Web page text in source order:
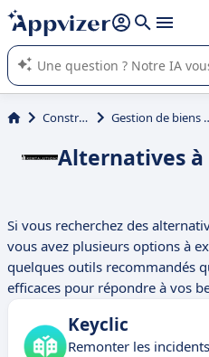
répondre (plusieurs lignes avec
L'IA de Appvizer vous guide dans
logiciel SaaS en entreprise.
Construction Gestion
Alternatives
Si vous recherchez des
vous avez plusieurs options à
quelques outils recommandés
efficaces pour répondre à vos
Keyclic
Remonter les